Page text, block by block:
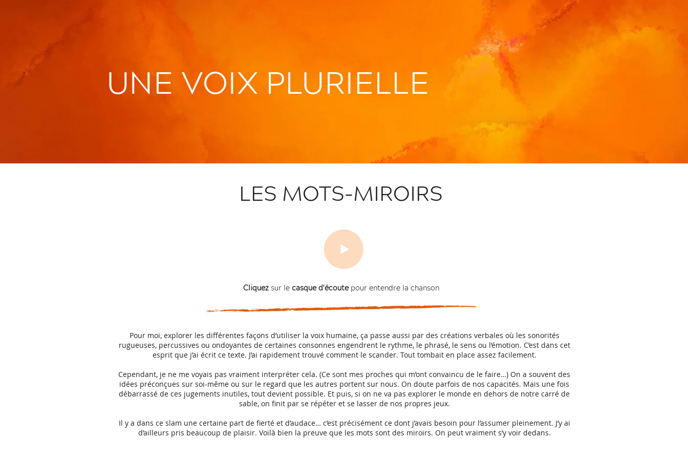
LES MOTS-MIROIRS
Cliquezsur le casque d'écoute pour entendre la chanson
Pour moi, explorer les différentes façons d’utiliser la voix humaine, ça passe aussi par des créations verbales où les sonorités
rugueuses, percussives ou ondoyantes de certaines consonnes engendrent le rythme, le phrasé, le sens ou l’émotion. C’est dans cet
esprit que j’ai écrit ce texte. J’ai rapidement trouvé comment le scander. Tout tombait en place assez facilement.
Cependant, je ne me voyais pas vraiment interpréter cela. (Ce sont mes proches qui m’ont convaincu de le faire…) On a souvent des
idées préconçues sur soi-même ou sur le regard que les autres portent sur nous. On doute parfois de nos capacités. Mais une fois
débarrassé de ces jugements inutiles, tout devient possible. Et puis, si on ne va pas explorer le monde en dehors de notre carré de
sable, on finit par se répéter et se lasser de nos propres jeux.
Il y a dans ce slam une certaine part de fierté et d’audace… c’est précisément ce dont j’avais besoin pour l’assumer pleinement. J’y ai
d’ailleurs pris beaucoup de plaisir. Voilà bien la preuve que les mots sont des miroirs. On peut vraiment s’y voir dedans.
UNE VOIX PLURIELLE